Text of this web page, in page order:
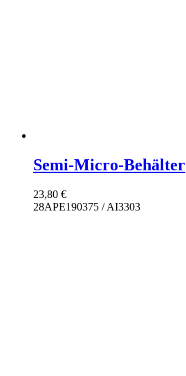
Semi-Micro-Behälter
23,80 €
28APE190375 / AI3303